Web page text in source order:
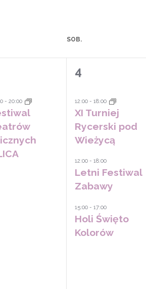
SOB.
-20:00
5
4
12:00-18:00
XI Turniej
Rycerski pod
Wieżycą
12:00-18:00
Letni Festiwal
Zabawy
15:00-17:00
Holi Święto
Kolorów